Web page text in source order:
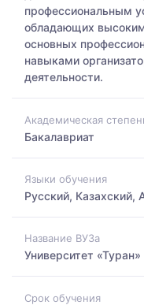
профессиональным
обладающих
основных
навыками
деятельности.
Академическая
Бакалавриат
Языки обучения
Русский, Казахский,
Название ВУЗа
Университет «Туран»
Срок обучения